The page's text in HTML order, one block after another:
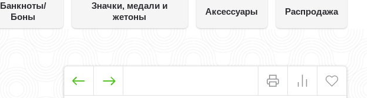
Банкноты/
Боны
Значки, медали и
жетоны
Аксессуары Распродажа